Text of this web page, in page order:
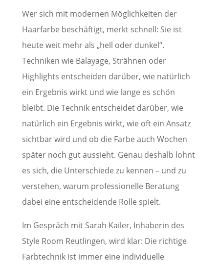
Wer sich mit modernen Möglichkeiten der
Haarfarbe beschäftigt, merkt schnell: Sie ist
heute weit mehr als „hell oder dunkel“.
Techniken wie Balayage, Strähnen oder
Highlights entscheiden darüber, wie natürlich
ein Ergebnis wirkt und wie lange es schön
bleibt. Die Technik entscheidet darüber, wie
natürlich ein Ergebnis wirkt, wie oft ein Ansatz
sichtbar wird und ob die Farbe auch Wochen
später noch gut aussieht. Genau deshalb lohnt
es sich, die Unterschiede zu kennen – und zu
verstehen, warum professionelle Beratung
dabei eine entscheidende Rolle spielt.
Im Gespräch mit Sarah Kailer, Inhaberin des
Style Room Reutlingen, wird klar: Die richtige
Farbtechnik ist immer eine individuelle